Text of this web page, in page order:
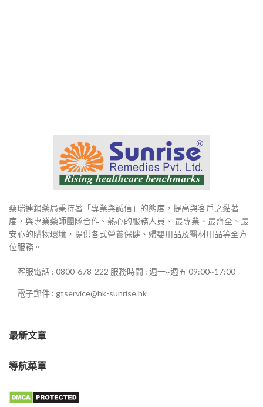
桑瑞連鎖藥局秉持著「專業與誠信」的態度，提高與客戶之黏著
度，與專業藥師團隊合作、熱心的服務人員、 最專業、最齊全、最
安心的購物環境，提供各式營養保健、婦嬰用品及醫材用品等全方
位服務。
客服電話 : 0800-678-222 服務時間 : 週一~週五 09:00~17:00
電子郵件 : gtservice@hk-sunrise.hk
最新文章
導航菜單